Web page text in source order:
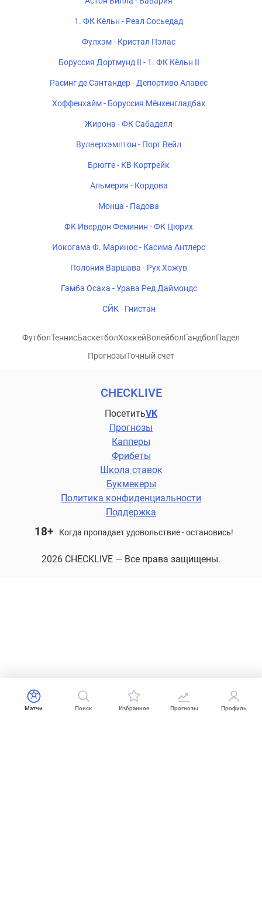
1. ФК Кёльн - Реал Сосьедад
Фулхэм - Кристал Пэлас
Боруссия Дортмунд II - 1. ФК Кёльн II
Расинг де Сантандер - Депортиво Алавес
Хоффенхайм - Боруссия Мёнхенгладбах
Жирона - ФК Сабаделл
Вулверхэмптон - Порт Вейл
Брюгге - КВ Кортрейк
Альмерия - Кордова
Монца - Падова
ФК Ивердон Феминин - ФК Цюрих
Иокогама Ф. Маринос - Касима Антлерс
Полония Варшава - Рух Хожув
Гамба Осака - Урава Ред Даймондс
СЙК - Гнистан
ФутболТеннисБаскетболХоккейВолейболГандболПадел
ПрогнозыТочный счет
CHECKLIVE
ПосетитьVK
Прогнозы
Капперы
Фрибеты
Школа ставок
Букмекеры
Политика конфиденциальности
Поддержка
18+ Когда пропадает удовольствие - остановись!
2026 CHECKLIVE — Все права защищены.
Матчи Поиск Избранное Прогнозы Профиль